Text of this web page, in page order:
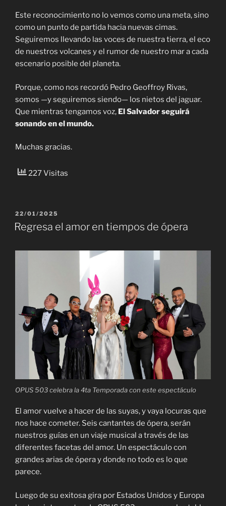
Este reconocimiento no lo vemos como una meta, sino
como un punto de partida hacia nuevas cimas.
Seguiremos llevando las voces de nuestra tierra, el eco
de nuestros volcanes y el rumor de nuestro mar a cada
escenario posible del planeta.
Porque, como nos recordó Pedro Geoffroy Rivas,
somos —y seguiremos siendo— los nietos del jaguar.
Que mientras tengamos voz, El Salvador seguirá
sonando en el mundo.
Muchas gracias.
227 Visitas
PUBLICADO
EL
22/01/2025
Regresa el amor en tiempos de ópera
OPUS 503 celebra la 4ta Temporada con este espectáculo
El amor vuelve a hacer de las suyas, y vaya locuras que
nos hace cometer. Seis cantantes de ópera, serán
nuestros guías en un viaje musical a través de las
diferentes facetas del amor. Un espectáculo con
grandes arias de ópera y donde no todo es lo que
parece.
Luego de su exitosa gira por Estados Unidos y Europa